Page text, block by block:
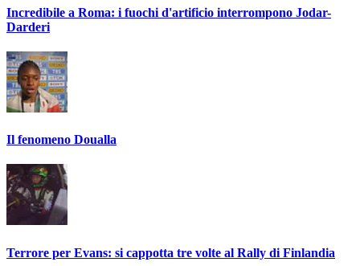
Incredibile a Roma: i fuochi d'artificio interrompono Jodar-
Darderi
Il fenomeno Doualla
Terrore per Evans: si cappotta tre volte al Rally di Finlandia